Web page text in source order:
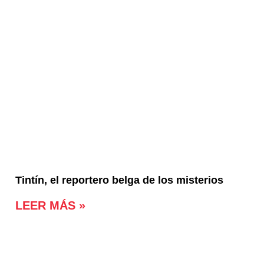
Tintín, el reportero belga de los misterios
LEER MÁS »